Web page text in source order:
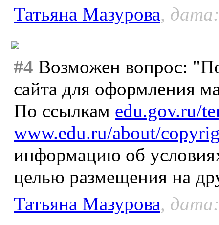
Татьяна Мазурова,
#4 Возможен вопрос:
сайта для оформления
По ссылкам edu.gov.ru/
www.edu.ru/about/
информацию об
целью размещения на
Татьяна Мазурова,